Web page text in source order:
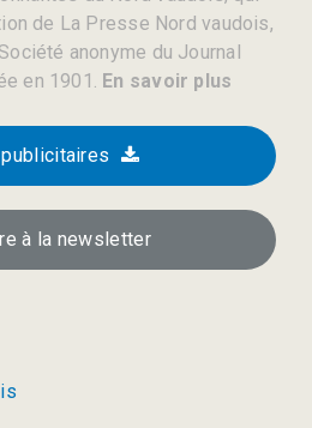
de La Presse Nord vaudois,
anonyme du Journal
en 1901. En savoir plus
à la newsletter